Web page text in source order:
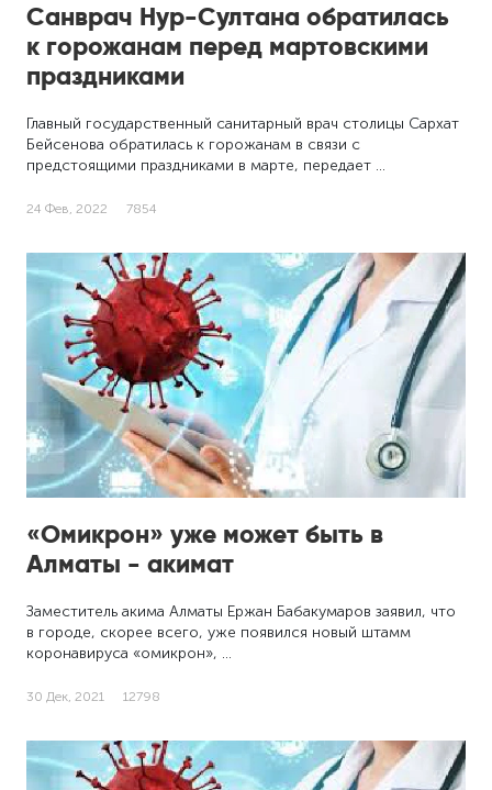
Санврач Нур-Султана обратилась
к горожанам перед мартовскими
праздниками
Главный государственный санитарный врач столицы Сархат
Бейсенова обратилась к горожанам в связи с
предстоящими праздниками в марте, передает …
24 Фев, 2022 7854
«Омикрон» уже может быть в
Алматы - акимат
Заместитель акима Алматы Ержан Бабакумаров заявил, что
в городе, скорее всего, уже появился новый штамм
коронавируса «омикрон», …
30 Дек, 2021 12798